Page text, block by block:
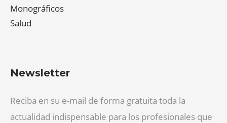
Monográficos
Salud
Newsletter
Reciba en su e-mail de forma gratuita toda la
actualidad indispensable para los profesionales que